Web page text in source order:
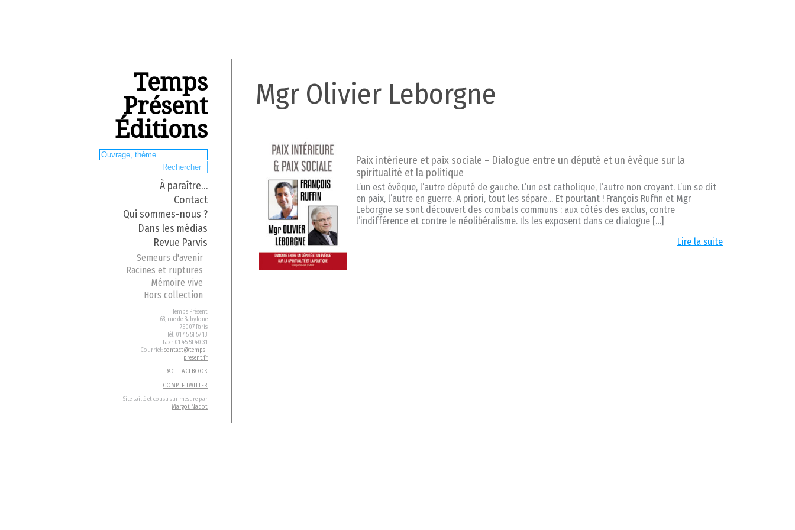
Temps
Présent
Éditions
À paraître…
Contact
Qui sommes-nous ?
Dans les médias
Revue Parvis
Semeurs d'avenir
Racines et ruptures
Mémoire vive
Hors collection
Temps Présent
68, rue de Babylone
75007 Paris
Tél: 01 45 51 57 13
Fax : 01 45 51 40 31
Courriel:contact@temps-
present.fr
PAGE FACEBOOK
COMPTE TWITTER
Site taillé et cousu sur mesure par
Margot Nadot
Mgr Olivier Leborgne
Paix intérieure et paix sociale – Dialogue entre un député et un évêque sur la
spiritualité et la politique
L’un est évêque, l’autre député de gauche. L’un est catholique, l’autre non croyant. L’un se dit
en paix, l’autre en guerre. A priori, tout les sépare… Et pourtant ! François Ruffin et Mgr
Leborgne se sont découvert des combats communs : aux côtés des exclus, contre
l’indifférence et contre le néolibéralisme. Ils les exposent dans ce dialogue […]
Lire la suite